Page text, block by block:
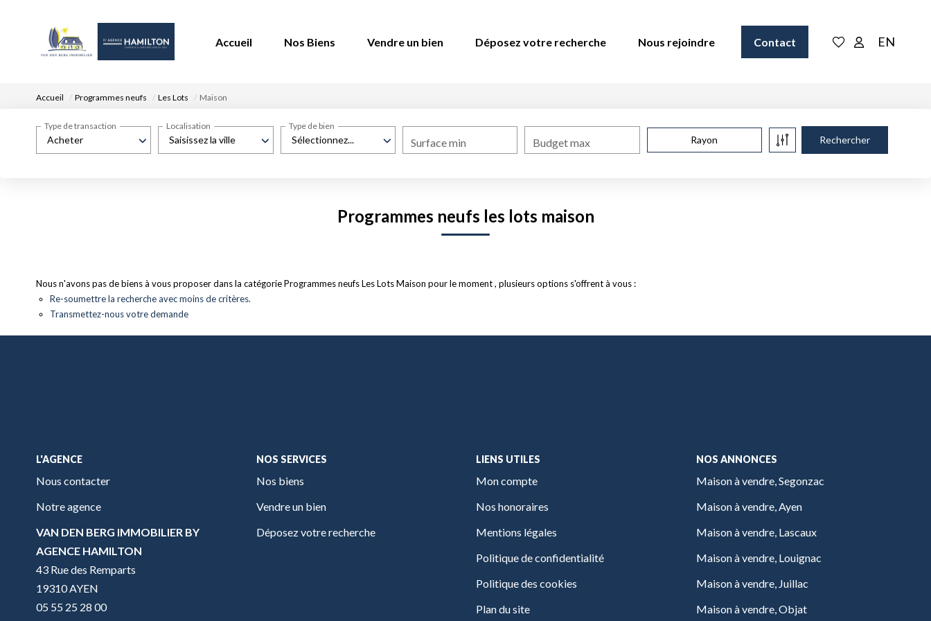
Accueil Nos Biens Vendre un bien Déposez votre recherche Nous rejoindre Contact EN
Accueil Programmes neufs Les Lots Maison
Acheter
Type de transaction
Saisissez la ville
Localisation
Sélectionnez...
Type de bien
Surface min Budget max Rayon
Programmes neufs les lots maison
Nous n'avons pas de biens à vous proposer dans la catégorie Programmes neufs Les Lots Maison pour le moment , plusieurs options s'offrent à vous :
Re-soumettre la recherche avec moins de critères.
Transmettez-nous votre demande
L'AGENCE
Nous contacter
Notre agence
VAN DEN BERG IMMOBILIER BY
AGENCE HAMILTON
43 Rue des Remparts
19310 AYEN
05 55 25 28 00
NOS SERVICES
Nos biens
Vendre un bien
Déposez votre recherche
LIENS UTILES
Mon compte
Nos honoraires
Mentions légales
Politique de confidentialité
Politique des cookies
Plan du site
NOS ANNONCES
Maison à vendre, Segonzac
Maison à vendre, Ayen
Maison à vendre, Lascaux
Maison à vendre, Louignac
Maison à vendre, Juillac
Maison à vendre, Objat